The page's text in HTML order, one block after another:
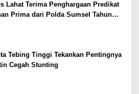
Lahat Terima Penghargaan Predikat
Prima dari Polda Sumsel Tahun
Tebing Tinggi Tekankan Pentingnya
Cegah Stunting